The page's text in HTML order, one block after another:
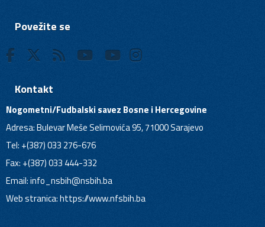
Povežite se
Kontakt
Nogometni/Fudbalski savez Bosne i Hercegovine
Adresa: Bulevar Meše Selimovića 95, 71000 Sarajevo
Tel: +(387) 033 276-676
Fax: +(387) 033 444-332
Email:info_nsbih@nsbih.ba
Web stranica: https://www.nfsbih.ba